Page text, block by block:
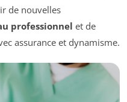
de nouvelles
professionnel et de
assurance et dynamisme.